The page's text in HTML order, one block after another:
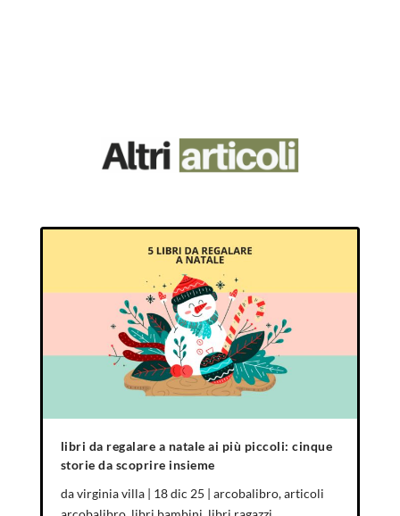
libri da regalare a natale ai più piccoli: cinque
storie da scoprire insieme
davirginia villa| 18 dic 25 | arcobalibro,articoli